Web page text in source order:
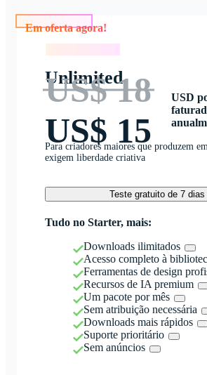
Unlimited
US$ 18
US$ 15
USD
Para criadores maiores que produzem
exigem liberdade criativa
Teste gratuito de 7 dias
Tudo no Starter, mais:
Downloads ilimitados
Acesso completo à
Ferramentas de design
Recursos de IA premium
Um pacote por mês
Sem atribuição necessária
Downloads mais rápidos
Suporte prioritário
Sem anúncios